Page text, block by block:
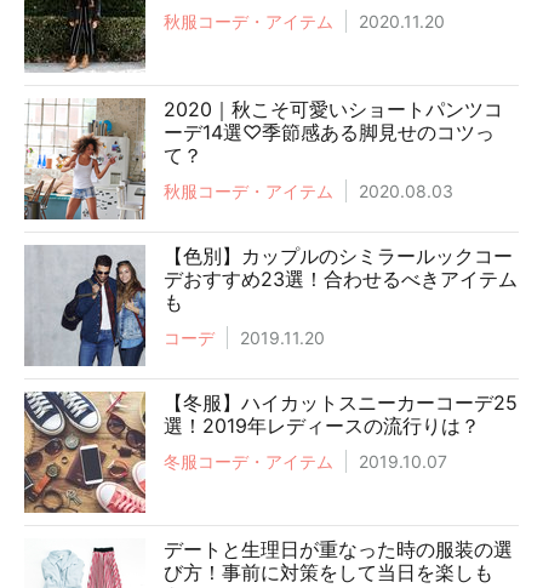
秋服コーデ・アイテム 2020.11.20
2020｜秋こそ可愛いショートパンツコ
ーデ14選♡季節感ある脚見せのコツっ
て？
秋服コーデ・アイテム 2020.08.03
【色別】カップルのシミラールックコー
デおすすめ23選！合わせるべきアイテム
も
コーデ 2019.11.20
【冬服】ハイカットスニーカーコーデ25
選！2019年レディースの流行りは？
冬服コーデ・アイテム 2019.10.07
デートと生理日が重なった時の服装の選
び方！事前に対策をして当日を楽しも